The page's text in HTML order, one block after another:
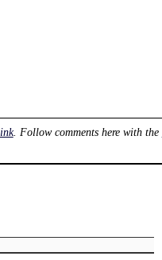
. Follow comments here with the